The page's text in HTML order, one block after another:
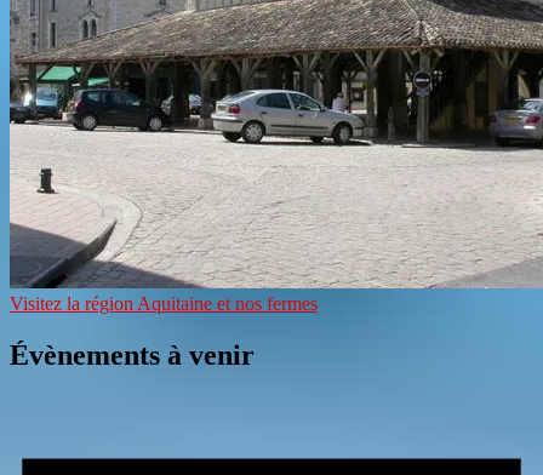
Visitez la région Aquitaine et nos fermes
Évènements à venir